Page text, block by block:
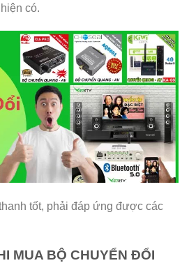
có.
tốt, phải đáp ứng được các
MUA BỘ CHUYỂN ĐỔI